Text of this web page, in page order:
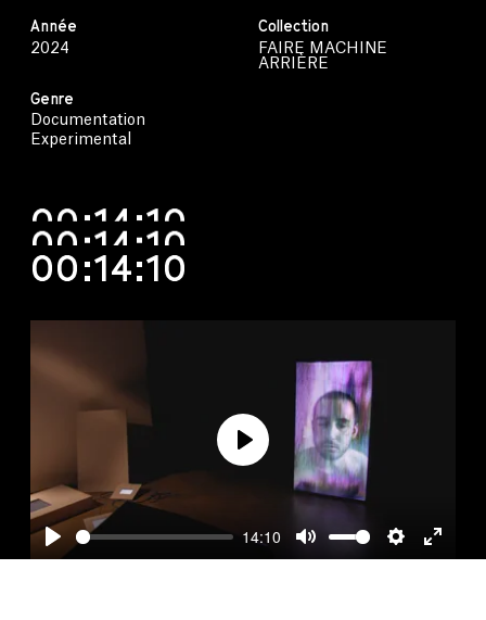
Année
2024
Genre
Documentation
Experimental
Collection
FAIRE MACHINE
ARRIÈRE
00:14:10
00:14:10
00:14:10
Play
14:10
Mute
SettingsEnter
Play